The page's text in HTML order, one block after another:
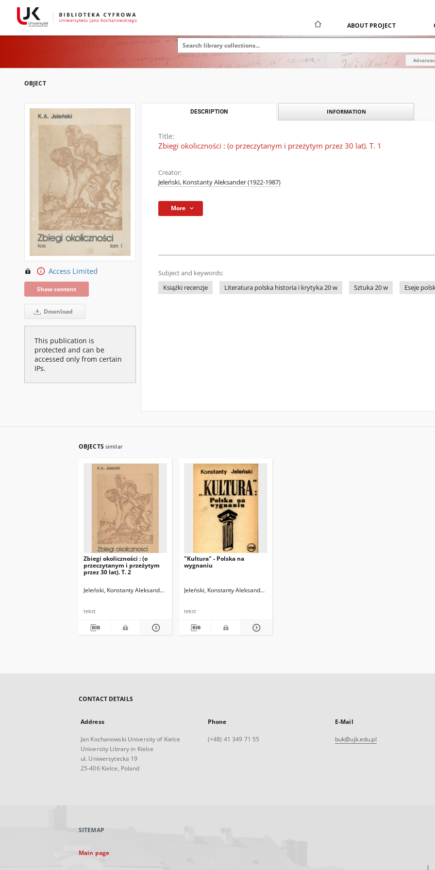
ABOUT PROJECT
OBJECT
Access Limited
Show content
Download
This publication is
protected and can be
accessed only from certain
IPs.
DESCRIPTION INFORMATION
Title:
Zbiegi okoliczności : (o przeczytanym i przeżytym przez 30 lat). T. 1
Creator:
Jeleński, Konstanty Aleksander (1922-1987)
More
Subject and keywords:
Książki recenzje
Literatura polska historia i krytyka 20 w Sztuka 20 w Eseje
OBJECTS similar
Zbiegi okoliczności : (o
przeczytanym i przeżytym
przez 30 lat). T. 2
Jeleński, Konstanty Aleksander (1922-1987) Kłoczowski, Piotr (1949- ) Wybór
tekst
"Kultura" - Polska na
wygnaniu
Jeleński, Konstanty Aleksander (1922-1987)
tekst
CONTACT DETAILS
Address
Jan Kochanowski University of Kielce
University Library in Kielce
ul. Uniwersytecka 19
25-406 Kielce, Poland
Phone
(+48) 41 349 71 55
E-Mail
buk@ujk.edu.pl
SITEMAP
Main page